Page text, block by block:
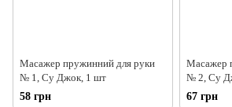
Масажер пружинний для руки
№ 1, Су Джок, 1 шт
58 грн
Масажер
№ 2, Су
67 грн